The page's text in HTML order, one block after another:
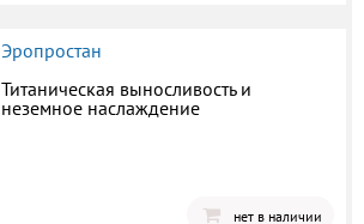
Эропростан
Титаническая выносливость и
неземное наслаждение
нет в наличии